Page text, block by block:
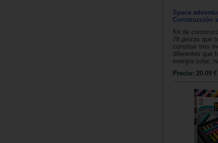
Space
Construcción
Kit de
78 piezas que
construir tres
diferentes que
energía solar;
Precio: 20.09 €